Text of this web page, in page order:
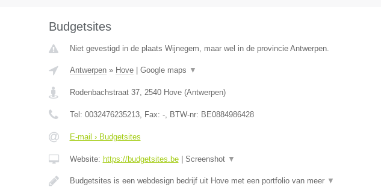
Budgetsites
Niet gevestigd in de plaats Wijnegem, maar wel in de provincie Antwerpen.
Antwerpen» Hove| Google maps ▼
Rodenbachstraat 37, 2540 Hove(Antwerpen)
Tel: 0032476235213, Fax: -, BTW-nr: BE0884986428
E-mail › Budgetsites
Website: https://budgetsites.be| Screenshot ▼
Budgetsites is een webdesign bedrijf uit Hove met een portfolio van meer ▼